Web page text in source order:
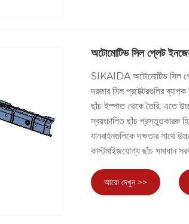
অটোমোটিভ সিল প্লেট
SIKAIDA অটোমোটিভ সিল
দরজার সিল প্রটেক্টরগুলির
ছাঁচ ইস্পাত থেকে তৈরি, এতে উচ্চ
স্বয়ংচালিত ছাঁচ প্রস্তুতকারক
যানবাহনগুলিকে দক্ষতার সাথে
কাস্টমাইজযোগ্য ছাঁচ সমাধান
আরো দেখুন >>